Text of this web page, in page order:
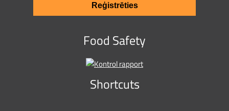
Reģistrēties
Food Safety
Shortcuts